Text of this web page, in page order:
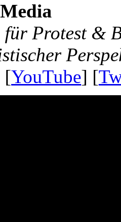
Protest &
[YouTube] [